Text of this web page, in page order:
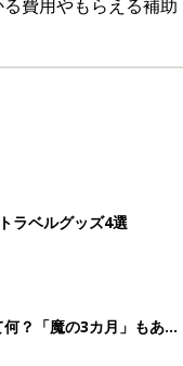
費用やもらえる補助
ラベルグッズ4選
？「魔の3カ月」もある